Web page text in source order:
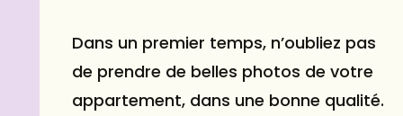
Dans un premier temps, n’oubliez pas
de prendre de belles photos de votre
appartement, dans une bonne qualité.